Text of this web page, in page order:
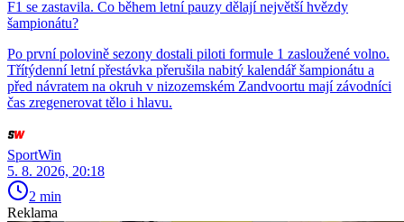
F1 se zastavila. Co během letní pauzy dělají největší hvězdy
šampionátu?
Po první polovině sezony dostali piloti formule 1 zasloužené volno.
Třítýdenní letní přestávka přerušila nabitý kalendář šampionátu a
před návratem na okruh v nizozemském Zandvoortu mají závodníci
čas zregenerovat tělo i hlavu.
SportWin
5. 8. 2026, 20:18
2 min
Reklama